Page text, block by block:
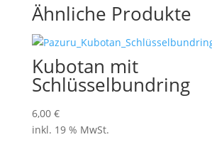
Ähnliche Produkte
Kubotan mit
Schlüsselbundring
6,00 €
inkl. 19 % MwSt.